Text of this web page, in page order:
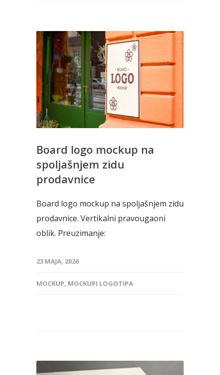
Board logo mockup na
spoljašnjem zidu
prodavnice
Board logo mockup na spoljašnjem zidu
prodavnice. Vertikalni pravougaoni
oblik. Preuzimanje:
23 MAJA, 2026
MOCKUP, MOCKUPI LOGOTIPA